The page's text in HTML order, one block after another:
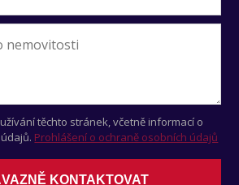
těchto stránek, včetně informací o
Prohlášení o ochraně osobních údajů
KONTAKTOVAT